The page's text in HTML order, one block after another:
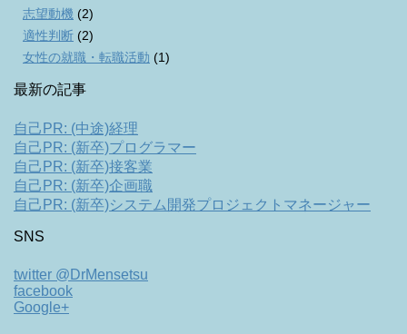
志望動機 (2)
適性判断 (2)
女性の就職・転職活動 (1)
最新の記事
自己PR: (中途)経理
自己PR: (新卒)プログラマー
自己PR: (新卒)接客業
自己PR: (新卒)企画職
自己PR: (新卒)システム開発プロジェクトマネージャー
SNS
twitter @DrMensetsu
facebook
Google+